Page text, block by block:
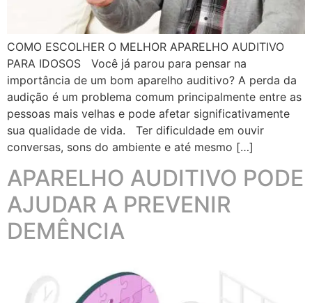
COMO ESCOLHER O MELHOR APARELHO AUDITIVO
PARA IDOSOS Você já parou para pensar na
importância de um bom aparelho auditivo? A perda da
audição é um problema comum principalmente entre as
pessoas mais velhas e pode afetar significativamente
sua qualidade de vida. Ter dificuldade em ouvir
conversas, sons do ambiente e até mesmo […]
APARELHO AUDITIVO PODE
AJUDAR A PREVENIR
DEMÊNCIA